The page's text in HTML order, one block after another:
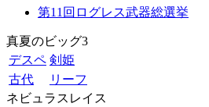
第11回ログレス武器総選挙
真夏のビッグ3
デスペ 剣姫
古代
リーフ
ネビュラスレイス